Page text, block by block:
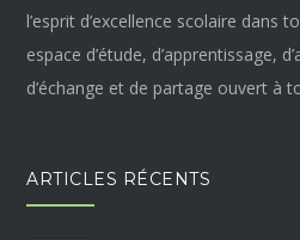
l’esprit d’excellence scolaire dans
espace d’étude, d’apprentissage,
d’échange et de partage ouvert à
ARTICLES RÉCENTS